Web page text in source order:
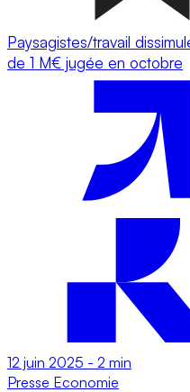
Paysagistes/travail
de 1 M€ jugée en octobre
12 juin 2025 - 2 min
Presse Economie